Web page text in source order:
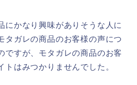
にかなり興味がありそうな人に
タガレの商品のお客様の声につ
ですが、モタガレの商品のお客
トはみつかりませんでした。